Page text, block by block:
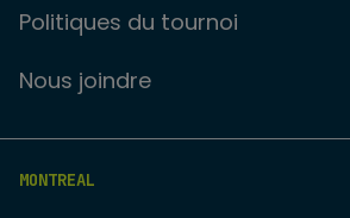
Politiques du tournoi
Nous joindre
MONTREAL